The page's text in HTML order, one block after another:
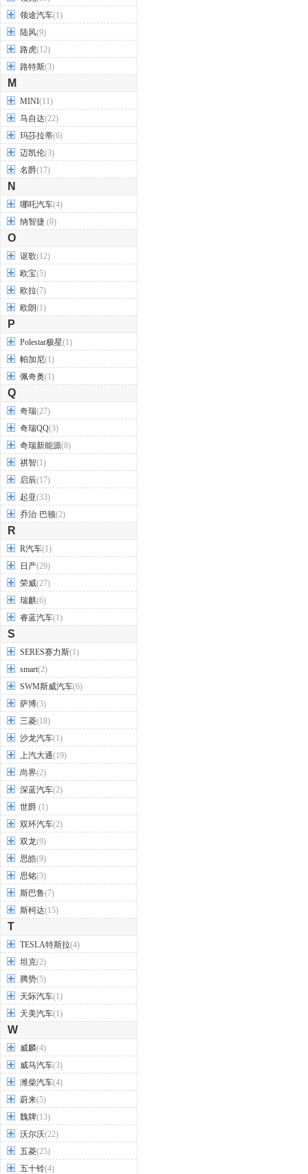
领途汽车(1)
陆风(9)
路虎(12)
路特斯(3)
M
MINI(11)
马自达(22)
玛莎拉蒂(6)
迈凯伦(3)
名爵(17)
N
哪吒汽车(4)
纳智捷 (8)
O
讴歌(12)
欧宝(5)
欧拉(7)
欧朗(1)
P
Polestar极星(1)
帕加尼(1)
佩奇奥(1)
Q
奇瑞(27)
奇瑞QQ(3)
奇瑞新能源(8)
祺智(1)
启辰(17)
起亚(33)
乔治·巴顿(2)
R
R汽车(1)
日产(29)
荣威(27)
瑞麒(6)
睿蓝汽车(1)
S
SERES赛力斯(1)
smart(2)
SWM斯威汽车(6)
萨博(3)
三菱(18)
沙龙汽车(1)
上汽大通(19)
尚界(2)
深蓝汽车(2)
世爵 (1)
双环汽车(2)
双龙(9)
思皓(9)
思铭(3)
斯巴鲁(7)
斯柯达(15)
T
TESLA特斯拉(4)
坦克(2)
腾势(5)
天际汽车(1)
天美汽车(1)
W
威麟(4)
威马汽车(3)
潍柴汽车(4)
蔚来(5)
魏牌(13)
沃尔沃(22)
五菱(25)
五十铃(4)